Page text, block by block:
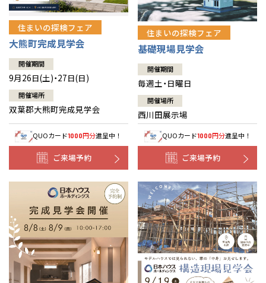
住まいの探検フェア
大熊町完成見学会
開催期間
9月26日(土)・27日(日)
開催場所
双葉郡大熊町完成見学会
QUOカード1000円分進呈中！
ご来場予約
住まいの探検フェア
基礎現場見学会
開催期間
毎週土・日曜日
開催場所
西川田展示場
QUOカード1000円分進呈中！
ご来場予約